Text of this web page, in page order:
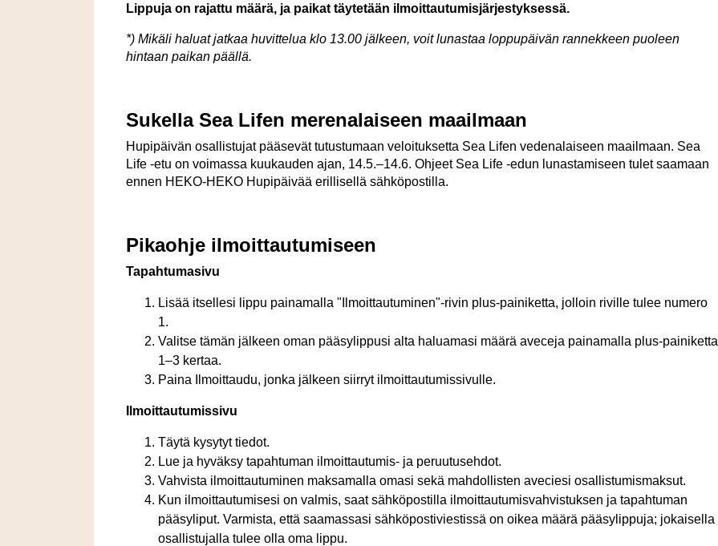
Lippuja on rajattu määrä, ja paikat täytetään ilmoittautumisjärjestyksessä.
*) Mikäli haluat jatkaa huvittelua klo 13.00 jälkeen, voit lunastaa loppupäivän rannekkeen puoleen
hintaan paikan päällä.
Sukella Sea Lifen merenalaiseen maailmaan
Hupipäivän osallistujat pääsevät tutustumaan veloituksetta Sea Lifen vedenalaiseen maailmaan. Sea
Life -etu on voimassa kuukauden ajan, 14.5.–14.6. Ohjeet Sea Life -edun lunastamiseen tulet saamaan
ennen HEKO-HEKO Hupipäivää erillisellä sähköpostilla.
Pikaohje ilmoittautumiseen
Tapahtumasivu
Lisää itsellesi lippu painamalla "Ilmoittautuminen"-rivin plus-painiketta, jolloin riville tulee numero
1.
Valitse tämän jälkeen oman pääsylippusi alta haluamasi määrä aveceja painamalla plus-painiketta
1–3 kertaa.
Paina Ilmoittaudu, jonka jälkeen siirryt ilmoittautumissivulle.
Ilmoittautumissivu
Täytä kysytyt tiedot.
Lue ja hyväksy tapahtuman ilmoittautumis- ja peruutusehdot.
Vahvista ilmoittautuminen maksamalla omasi sekä mahdollisten aveciesi osallistumismaksut.
Kun ilmoittautumisesi on valmis, saat sähköpostilla ilmoittautumisvahvistuksen ja tapahtuman
pääsyliput. Varmista, että saamassasi sähköpostiviestissä on oikea määrä pääsylippuja; jokaisella
osallistujalla tulee olla oma lippu.